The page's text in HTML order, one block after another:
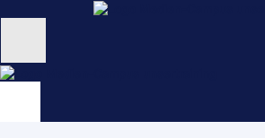
Inhalt
Unternehmen